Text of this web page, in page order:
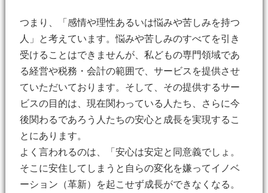
つまり、「感情や理性あるいは悩みや苦しみを持つ
人」と考えています。悩みや苦しみのすべてを引き
受けることはできませんが、私どもの専門領域であ
る経営や税務・会計の範囲で、サービスを提供させ
ていただいております。そして、その提供するサー
ビスの目的は、現在関わっている人たち、さらに今
後関わるであろう人たちの安心と成長を実現するこ
とにあります。
よく言われるのは、「安心は安定と同意義でしょ。
そこに安住してしまうと自らの変化を嫌ってイノベ
ーション（革新）を起こせず成長ができなくなる。